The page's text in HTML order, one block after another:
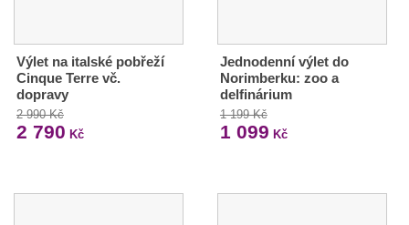
Výlet na italské pobřeží
Cinque Terre vč.
dopravy
2 990 Kč
2 790 Kč
Jednodenní výlet do
Norimberku: zoo a
delfinárium
1 199 Kč
1 099 Kč